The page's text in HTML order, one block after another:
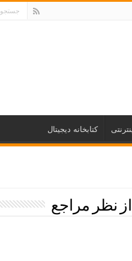
کتابخانه دیجیتال
نظر مراجع